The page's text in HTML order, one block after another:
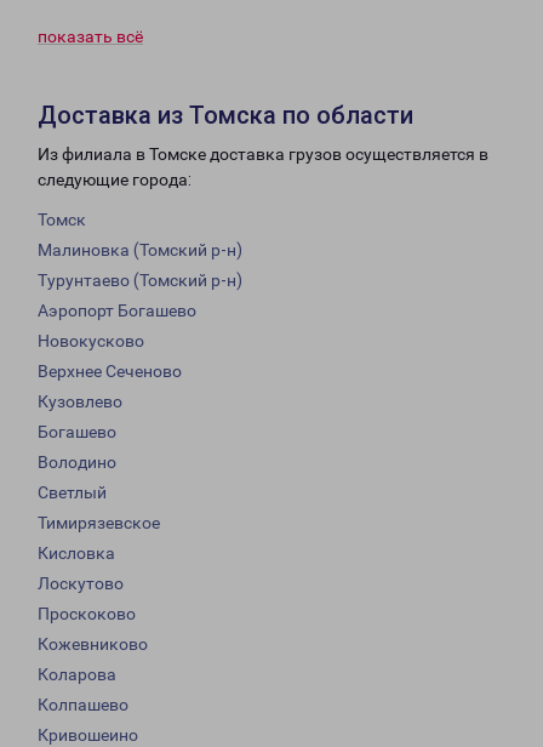
показать всё
Доставка из Томска по области
Из филиала в Томске доставка грузов осуществляется в
следующие города:
Томск
Малиновка (Томский р-н)
Турунтаево (Томский р-н)
Аэропорт Богашево
Новокусково
Верхнее Сеченово
Кузовлево
Богашево
Володино
Светлый
Тимирязевское
Кисловка
Лоскутово
Проскоково
Кожевниково
Коларова
Колпашево
Кривошеино